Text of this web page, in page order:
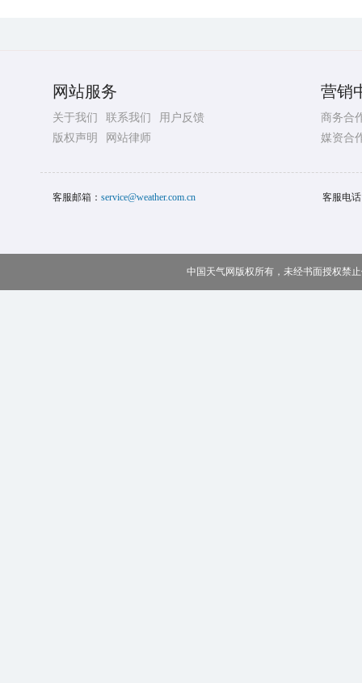
网站服务
关于我们 联系我们
用户反馈
版权声明
网站律师
营销
商务合
媒资合
客服邮箱： service@weather.com.cn 客服电
中国天气网版权所有，未经书面授权